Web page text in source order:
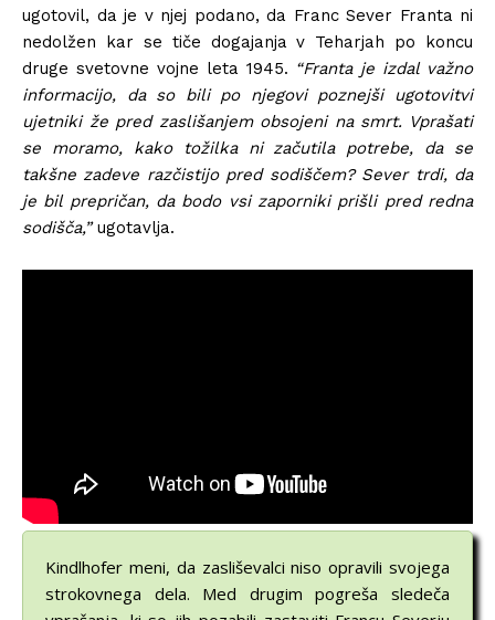
ugotovil, da je v njej podano, da Franc Sever Franta ni
nedolžen kar se tiče dogajanja v Teharjah po koncu
druge svetovne vojne leta 1945. “Franta je izdal važno
informacijo, da so bili po njegovi poznejši ugotovitvi
ujetniki že pred zaslišanjem obsojeni na smrt. Vprašati
se moramo, kako tožilka ni začutila potrebe, da se
takšne zadeve razčistijo pred sodiščem? Sever trdi, da
je bil prepričan, da bodo vsi zaporniki prišli pred redna
sodišča,”ugotavlja.
Kindlhofer meni, da zasliševalci niso opravili svojega
strokovnega dela. Med drugim pogreša sledeča